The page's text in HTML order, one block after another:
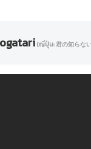
(ญี่ปุ่น: 君の知らな